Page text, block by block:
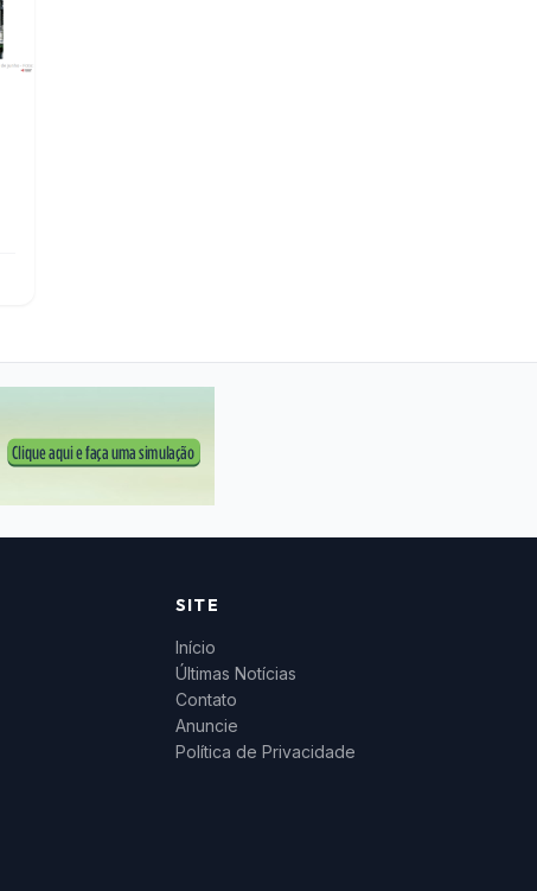
SITE
Início
Últimas Notícias
Contato
Anuncie
Política de Privacidade